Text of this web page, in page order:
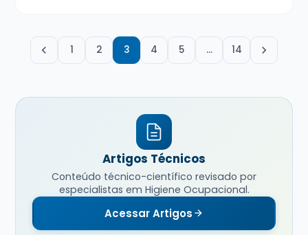
1 2 3 4 5 … 14
Artigos Técnicos
Conteúdo técnico-científico revisado por
especialistas em Higiene Ocupacional.
Acessar Artigos